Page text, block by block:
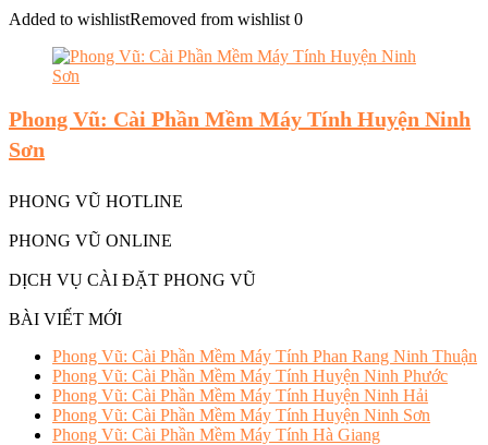
Added to wishlistRemoved from wishlist 0
Phong Vũ: Cài Phần Mềm Máy Tính Huyện Ninh
Sơn
PHONG VŨ HOTLINE
PHONG VŨ ONLINE
DỊCH VỤ CÀI ĐẶT PHONG VŨ
BÀI VIẾT MỚI
Phong Vũ: Cài Phần Mềm Máy Tính Phan Rang Ninh Thuận
Phong Vũ: Cài Phần Mềm Máy Tính Huyện Ninh Phước
Phong Vũ: Cài Phần Mềm Máy Tính Huyện Ninh Hải
Phong Vũ: Cài Phần Mềm Máy Tính Huyện Ninh Sơn
Phong Vũ: Cài Phần Mềm Máy Tính Hà Giang